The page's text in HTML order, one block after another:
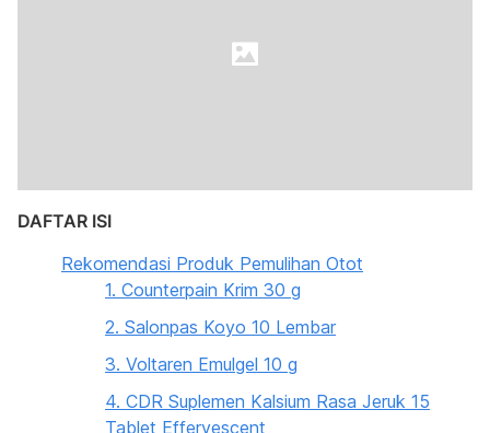
DAFTAR ISI
Rekomendasi Produk Pemulihan Otot
1. Counterpain Krim 30 g
2. Salonpas Koyo 10 Lembar
3. Voltaren Emulgel 10 g
4. CDR Suplemen Kalsium Rasa Jeruk 15
Tablet Effervescent